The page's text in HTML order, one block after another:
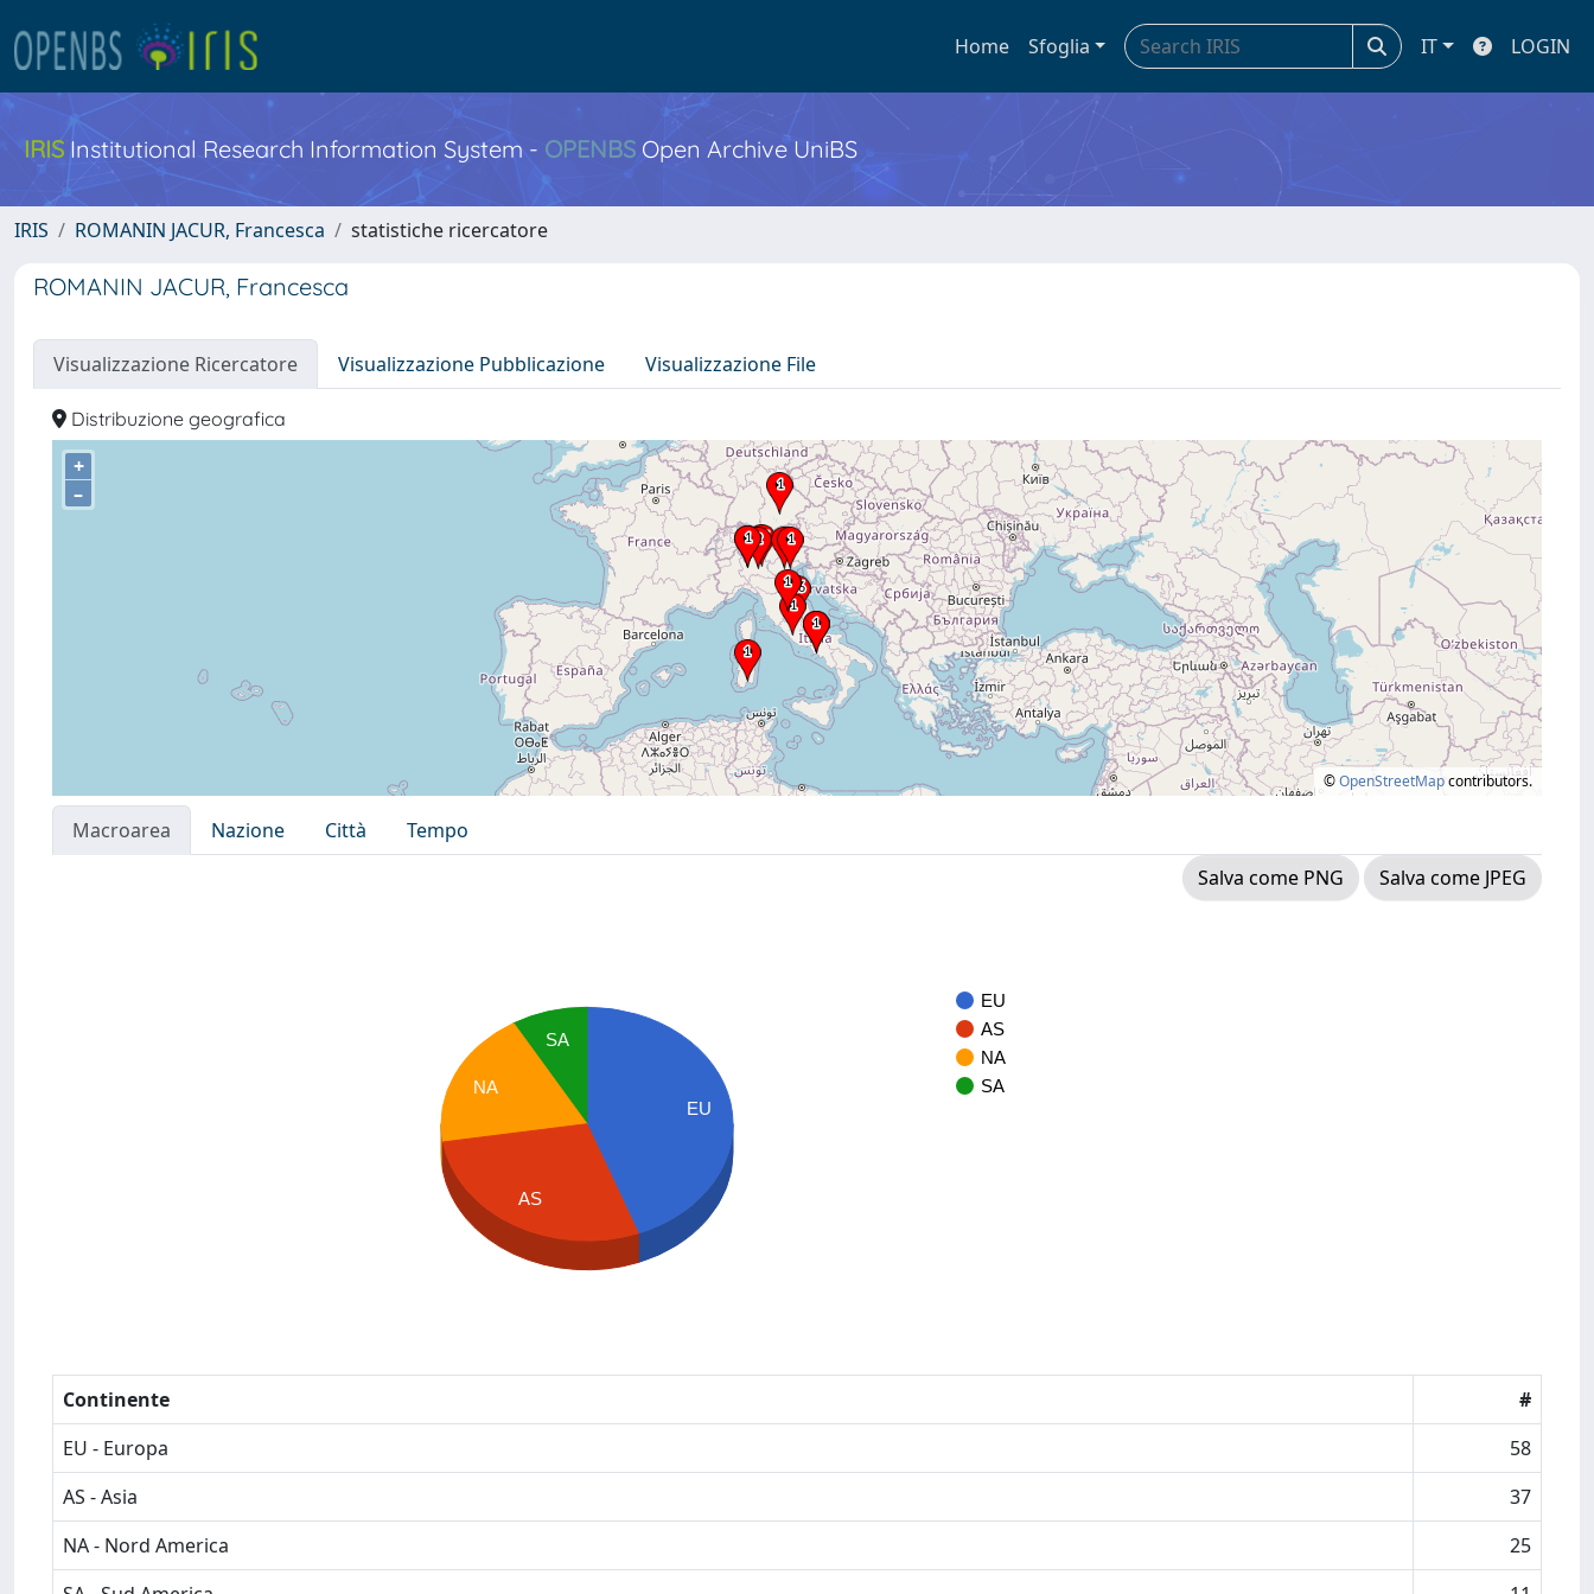
Home Sfoglia IT LOGIN
IRIS Institutional Research Information System - OPENBS Open Archive UniBS
IRIS ROMANIN JACUR, Francesca statistiche ricercatore
ROMANIN JACUR, Francesca
Visualizzazione Ricercatore Visualizzazione Pubblicazione Visualizzazione File
Distribuzione geografica
+
–
©OpenStreetMapcontributors.
Macroarea Nazione Città
Tempo
Salva come PNG
Salva come JPEG
EU
AS
NA
SA
EU
SA
NA
AS
Continente
#
EU - Europa
58
AS - Asia
37
NA - Nord America
25